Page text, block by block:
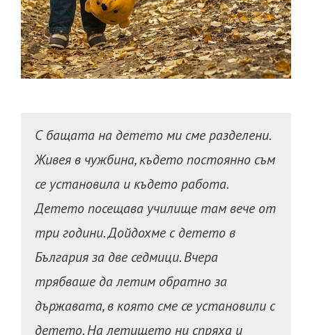
съпруг?
С бащата на детето ми сме разделени.
Живея в чужбина, където постоянно съм
се установила и където работа.
Детето посещава училище там вече от
три години. Дойдохме с детето в
България за две седмици. Вчера
трябваше да летим обратно за
държавата, в която сме се установили с
детето. На летището ни спряха и